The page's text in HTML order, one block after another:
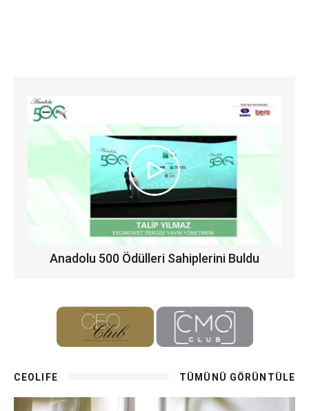
Anadolu 500 Ödülleri Sahiplerini Buldu
CEOLIFE TÜMÜNÜ GÖRÜNTÜLE